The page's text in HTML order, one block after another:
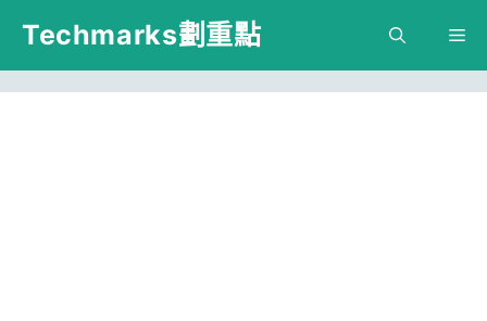
跳
主
Techmarks劃重點